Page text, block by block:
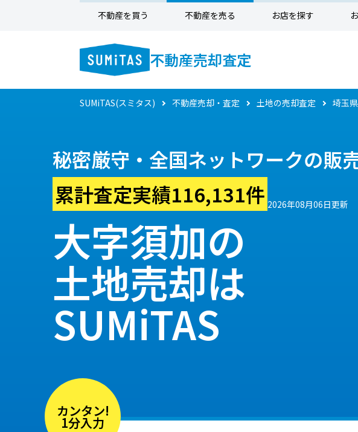
不動産を買う 不動産を売る お店を探す
不動産売却査定
SUMiTAS(スミタス) 不動産売却・査定 土地の売却査定 埼玉県
秘密厳守・全国ネットワークの販
累計査定実績116,131件 2026年08月06日更新
大字須加の
土地売却は
SUMiTAS
カンタン!
1分入力